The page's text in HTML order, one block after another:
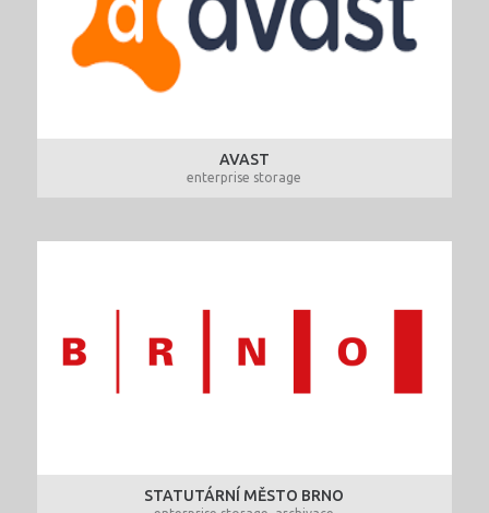
AVAST
enterprise storage
STATUTÁRNÍ MĚSTO BRNO